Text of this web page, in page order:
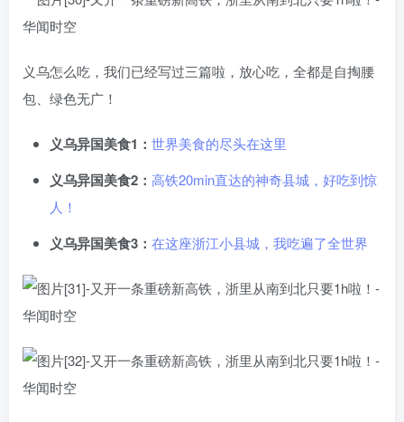
义乌怎么吃，我们已经写过三篇啦，放心吃，全都是自掏腰
包、绿色无广！
义乌异国美食1： 世界美食的尽头在这里
义乌异国美食2： 高铁20min直达的神奇县城，好吃到惊
人！
义乌异国美食3： 在这座浙江小县城，我吃遍了全世界